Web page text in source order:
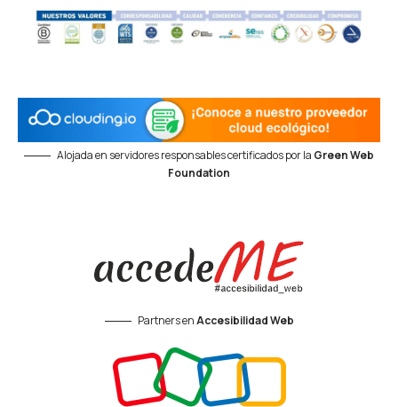
Alojada en servidores responsables certificados por la Green Web
Foundation
Partners enAccesibilidad Web